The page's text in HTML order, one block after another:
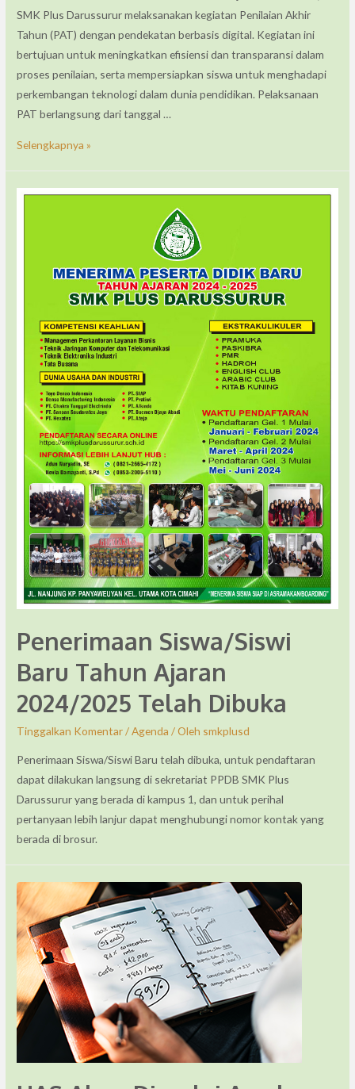
SMK Plus Darussurur melaksanakan kegiatan Penilaian Akhir
Tahun (PAT) dengan pendekatan berbasis digital. Kegiatan ini
bertujuan untuk meningkatkan efisiensi dan transparansi dalam
proses penilaian, serta mempersiapkan siswa untuk menghadapi
perkembangan teknologi dalam dunia pendidikan. Pelaksanaan
PAT berlangsung dari tanggal …
Selengkapnya »
Penerimaan Siswa/Siswi
Baru Tahun Ajaran
2024/2025 Telah Dibuka
Tinggalkan Komentar/Agenda / Oleh smkplusd
Penerimaan Siswa/Siswi Baru telah dibuka, untuk pendaftaran
dapat dilakukan langsung di sekretariat PPDB SMK Plus
Darussurur yang berada di kampus 1, dan untuk perihal
pertanyaan lebih lanjur dapat menghubungi nomor kontak yang
berada di brosur.